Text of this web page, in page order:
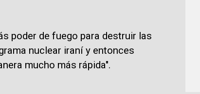
poder de fuego para destruir las
nuclear iraní y entonces
mucho más rápida".